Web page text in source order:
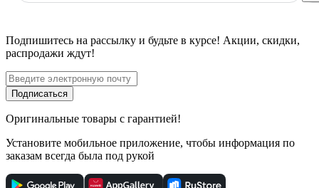
Подпишитесь на рассылку и будьте в курсе! Акции, скидки,
распродажи ждут!
Подписаться
Оригинальные товары с гарантией!
Установите мобильное приложение, чтобы информация по
заказам всегда была под рукой